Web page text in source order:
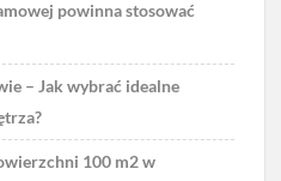
powinna stosować
– Jak wybrać idealne
100 m2 w